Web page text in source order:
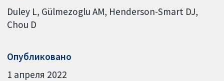
Duley L Gülmezoglu AM Henderson-Smart DJ
Chou D
Опубликовано
1 апреля 2022